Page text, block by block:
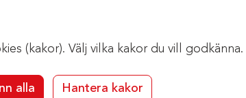
(kakor). Välj vilka kakor du vill godkänna.
alla Hantera kakor